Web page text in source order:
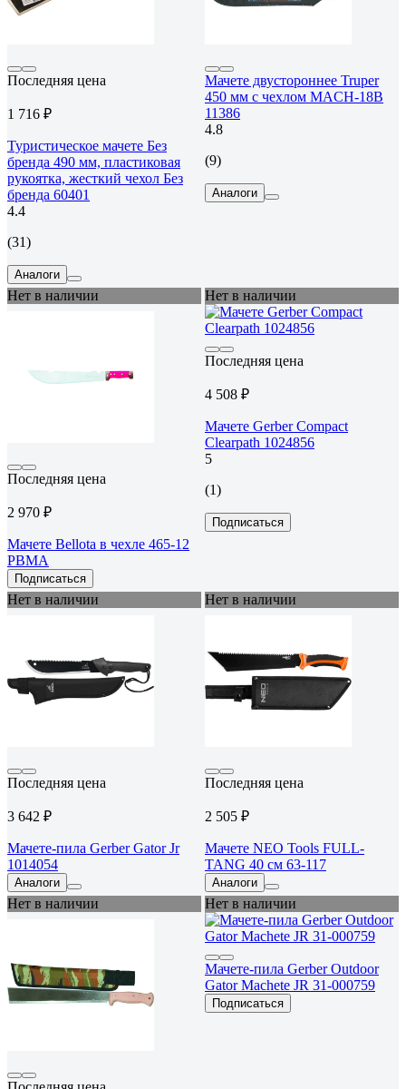
Последняя цена
1 716 ₽
Туристическое мачете Без
бренда 490 мм, пластиковая
рукоятка, жесткий чехол Без
бренда 60401
4.4
(31)
Аналоги
Мачете двустороннее Truper
450 мм с чехлом MACH-18B
11386
4.8
(9)
Аналоги
Нет в наличии
Последняя цена
2 970 ₽
Мачете Bellota в чехле 465-12
PBMA
Подписаться
Нет в наличии
Последняя цена
4 508 ₽
Мачете Gerber Compact
Clearpath 1024856
5
(1)
Подписаться
Нет в наличии
Последняя цена
3 642 ₽
Мачете-пила Gerber Gator Jr
1014054
Аналоги
Нет в наличии
Последняя цена
2 505 ₽
Мачете NEO Tools FULL-
TANG 40 см 63-117
Аналоги
Нет в наличии Нет в наличии
Мачете-пила Gerber Outdoor
Gator Machete JR 31-000759
Подписаться